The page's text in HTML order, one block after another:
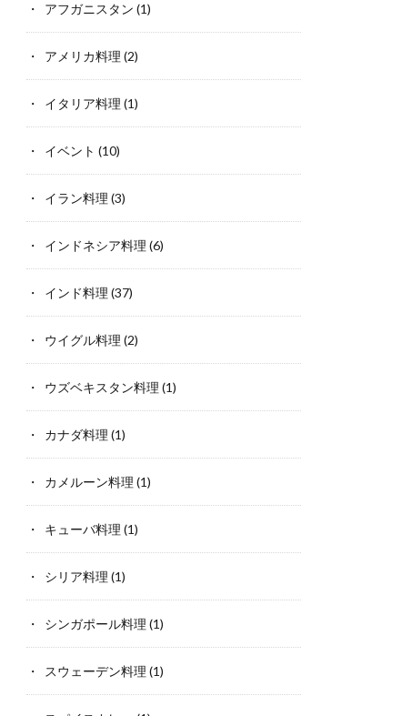
アフガニスタン (1)
アメリカ料理 (2)
イタリア料理 (1)
イベント (10)
イラン料理 (3)
インドネシア料理 (6)
インド料理 (37)
ウイグル料理 (2)
ウズベキスタン料理 (1)
カナダ料理 (1)
カメルーン料理 (1)
キューバ料理 (1)
シリア料理 (1)
シンガポール料理 (1)
スウェーデン料理 (1)